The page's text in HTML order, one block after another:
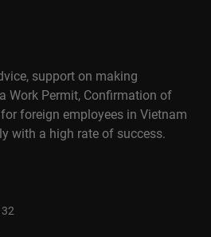
support on making
Work Permit, Confirmation of
foreign employees in Vietnam
with a high rate of success.